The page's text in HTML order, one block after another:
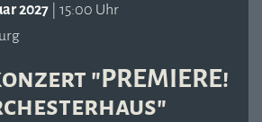
2027 | 15:00 Uhr
"PREMIERE!